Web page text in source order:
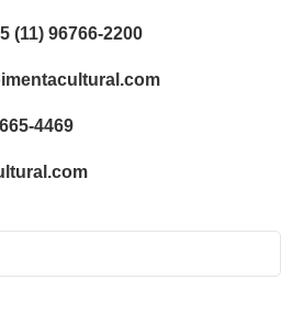
(11) 96766-2200
4469